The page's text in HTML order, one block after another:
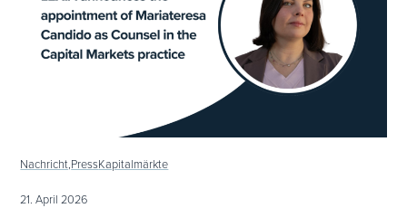
Nachricht,PressKapitalmärkte
21. April 2026